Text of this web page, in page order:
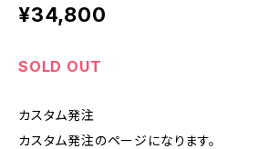
¥34,800
SOLD OUT
カスタム発注
カスタム発注のページになります。